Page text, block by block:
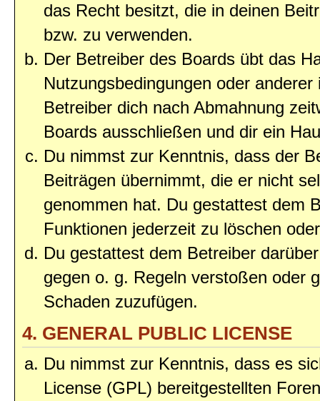
das Recht besitzt, die in deinen
bzw. zu verwenden.
Der Betreiber des Boards übt das
Nutzungsbedingungen oder
Betreiber dich nach Abmahnung
Boards ausschließen und dir ein
Du nimmst zur Kenntnis, dass der
Beiträgen übernimmt, die er nicht
genommen hat. Du gestattest dem
Funktionen jederzeit zu löschen
Du gestattest dem Betreiber
gegen o. g. Regeln verstoßen oder
Schaden zuzufügen.
4. GENERAL PUBLIC LICENSE
Du nimmst zur Kenntnis, dass es
License (GPL) bereitgestellten